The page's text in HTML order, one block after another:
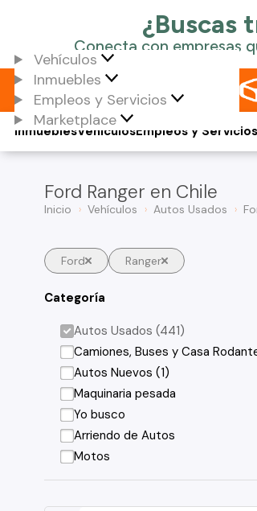
Vehículos
Inmuebles
Empleos y Servicios
Marketplace
Vehículos
Inmuebles Empleos y Servicios
Ford Ranger en Chile
Inicio Vehículos Autos Usados
Ford Ranger
Categoría
Autos Usados (441)
Camiones, Buses y Casa
Autos Nuevos (1)
Maquinaria pesada
Yo busco
Arriendo de Autos
Motos